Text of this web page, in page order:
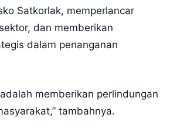
Satkorlak, memperlancar
dan memberikan
dalam penanganan
memberikan perlindungan
tambahnya.